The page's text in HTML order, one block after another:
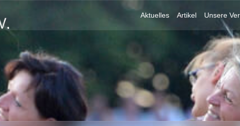
Aktuelles Artikel Unsere